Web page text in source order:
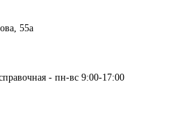
55а
- пн-вс 9:00-17:00